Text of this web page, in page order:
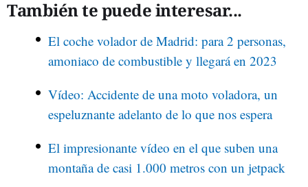
También te puede interesar...
El coche volador de Madrid: para 2 personas,
amoniaco de combustible y llegará en 2023
Vídeo: Accidente de una moto voladora, un
espeluznante adelanto de lo que nos espera
El impresionante vídeo en el que suben una
montaña de casi 1.000 metros con un jetpack